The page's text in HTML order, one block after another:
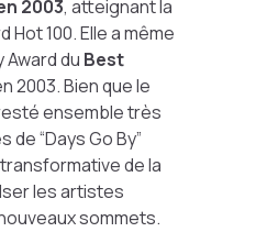
2003, atteignant la
Hot 100. Elle a même
du Best
2003. Bien que le
ensemble très
“Days Go By”
de la
les artistes
sommets.